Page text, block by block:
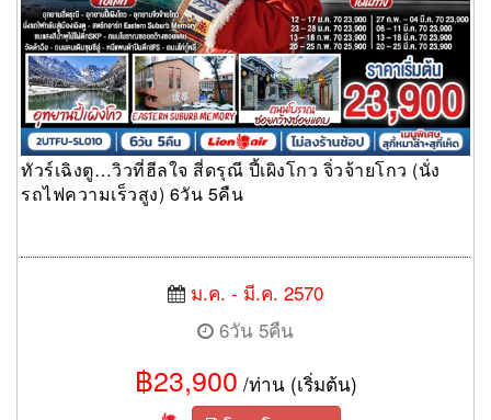
ทัวร์เฉิงตู…วิวที่ฮีลใจ สี่ดรุณี ปี้เผิงโกว จิ่วจ้ายโกว (นั่ง
รถไฟความเร็วสูง) 6วัน 5คืน
ม.ค. - มี.ค. 2570
6วัน 5คืน
฿23,900 /ท่าน (เริ่มต้น)